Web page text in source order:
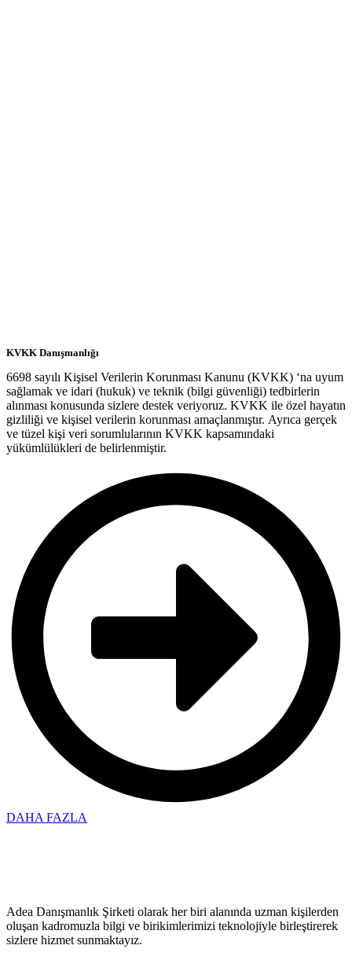
KVKK Danışmanlığı
6698 sayılı Kişisel Verilerin Korunması Kanunu (KVKK) ‘na uyum
sağlamak ve idari (hukuk) ve teknik (bilgi güvenliği) tedbirlerin
alınması konusunda sizlere destek veriyoruz. KVKK ile özel hayatın
gizliliği ve kişisel verilerin korunması amaçlanmıştır. Ayrıca gerçek
ve tüzel kişi veri sorumlularının KVKK kapsamındaki
yükümlülükleri de belirlenmiştir.
DAHA FAZLA
Adea Danışmanlık Şirketi olarak her biri alanında uzman kişilerden
oluşan kadromuzla bilgi ve birikimlerimizi teknolojiyle birleştirerek
sizlere hizmet sunmaktayız.